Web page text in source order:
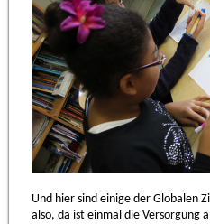
Und hier sind einige der Globalen
also, da ist einmal die Versorgung